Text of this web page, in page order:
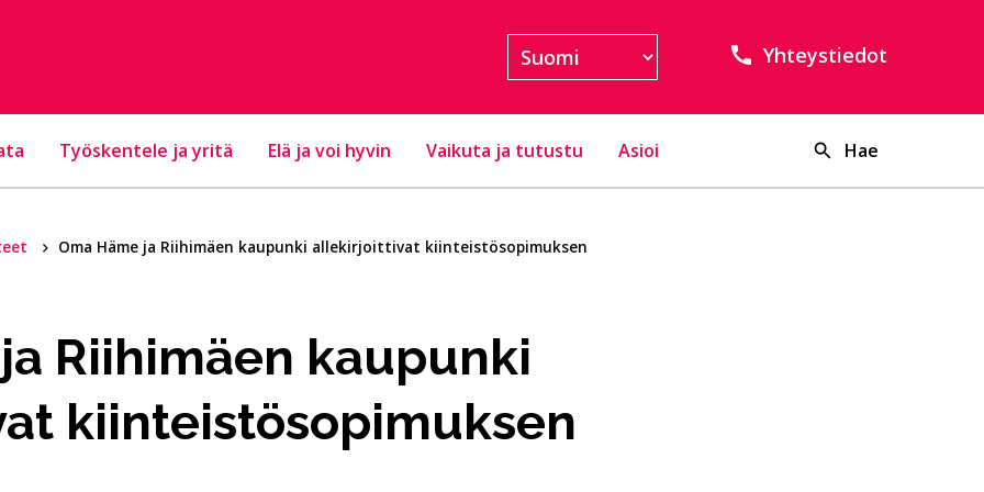
Yhteystiedot
Työskentele ja yritä Elä ja voi hyvin Vaikuta ja tutustu Asioi Hae
Oma Häme ja Riihimäen kaupunki allekirjoittivat kiinteistösopimuksen
Riihimäen kaupunki
kiinteistösopimuksen